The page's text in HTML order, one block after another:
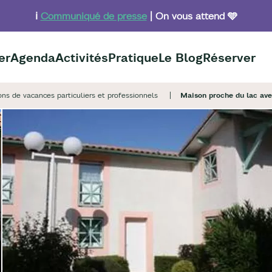
ℹ️ Communiqué de presse| On vous attend 🩵
AgendaActivitésPratiqueLe BlogRéserver
de vacances particuliers et professionnels Maison proche du lac